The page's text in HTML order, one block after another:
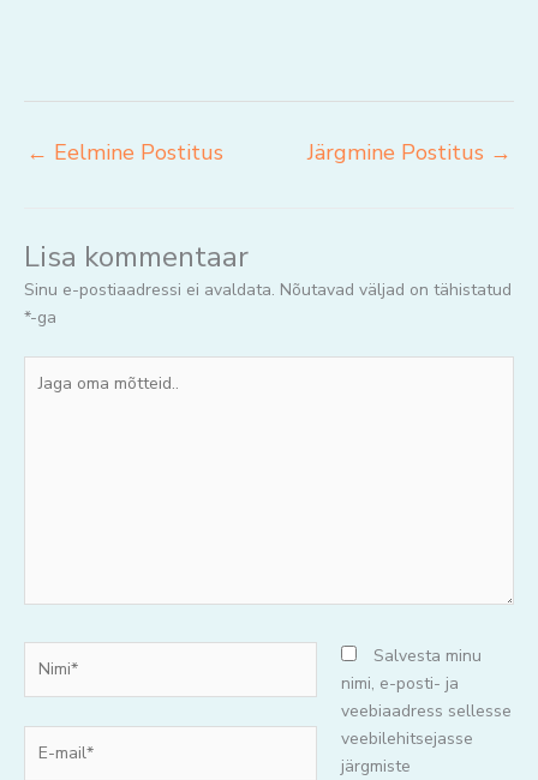
← Eelmine Postitus Järgmine Postitus →
Lisa kommentaar
Sinu e-postiaadressi ei avaldata. Nõutavad väljad on tähistatud
*-ga
oma
mail*
Salvesta minu
nimi, e-posti- ja
veebiaadress sellesse
veebilehitsejasse
järgmiste